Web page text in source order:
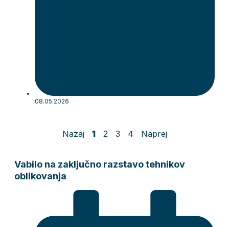
08.05.2026
Nazaj 1 2 3 4 Naprej
Vabilo na zaključno razstavo tehnikov
oblikovanja